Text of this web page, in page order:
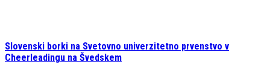
Slovenski borki na Svetovno univerzitetno prvenstvo v
Cheerleadingu na Švedskem